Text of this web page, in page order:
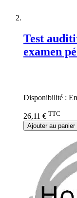
Test
examen
Disponibilité :
26,11 € TTC
Ajouter au panier